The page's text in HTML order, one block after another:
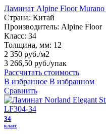
Ламинат Alpine Floor
Страна: Китай
Производитель: Alpine Floor
Класс: 34
Толщина, мм: 12
2 350 руб./м2
3 266,50 руб./упак
Рассчитать стоимость
В избранное В избранном
Сравнить
34
класс